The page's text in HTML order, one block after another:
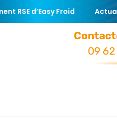
RSE d’Easy Froid
09